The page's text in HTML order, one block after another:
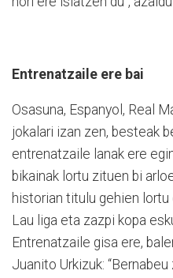
Entrenatzaile ere bai
Osasuna, Espanyol, Real
jokalari izan zen, besteak
entrenatzaile lanak ere
bikainak lortu zituen bi
historian titulu gehien lortu
Lau liga eta zazpi kopa
Entrenatzaile gisa ere,
Juanito Urkizuk: